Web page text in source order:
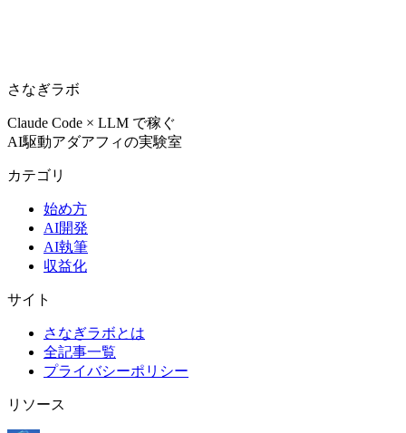
さなぎラボ
Claude Code × LLM で稼ぐ
AI駆動アダアフィの実験室
カテゴリ
始め方
AI開発
AI執筆
収益化
サイト
さなぎラボとは
全記事一覧
プライバシーポリシー
リソース